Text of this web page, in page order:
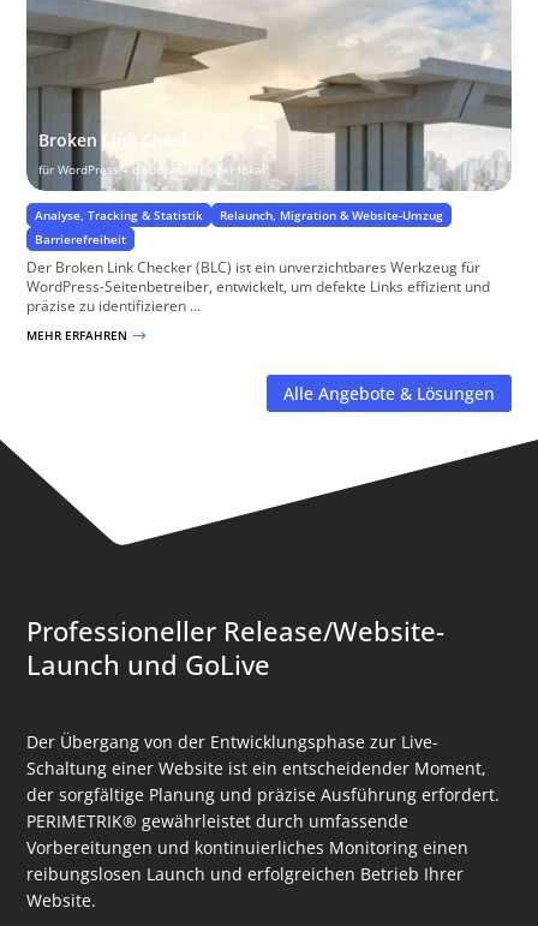
Broken Link Check
für WordPress – cloudbasiert oder lokal
Analyse, Tracking & Statistik
Relaunch, Migration & Website-Umzug
Barrierefreiheit
Der Broken Link Checker (BLC) ist ein unverzichtbares Werkzeug für
WordPress-Seitenbetreiber, entwickelt, um defekte Links effizient und
präzise zu identifizieren ...
MEHR ERFAHREN $
Alle Angebote & Lösungen
Professioneller Release/Website-
Launch und GoLive
Der Übergang von der Entwicklungsphase zur Live-
Schaltung einer Website ist ein entscheidender Moment,
der sorgfältige Planung und präzise Ausführung erfordert.
PERIMETRIK® gewährleistet durch umfassende
Vorbereitungen und kontinuierliches Monitoring einen
reibungslosen Launch und erfolgreichen Betrieb Ihrer
Website.